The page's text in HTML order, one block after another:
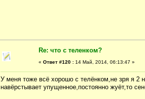
Re: что с теленком?
« Ответ #120 : 14 Май, 2014, 06:13:47 »
У меня тоже всё хорошо с телёнком,не зря я 2
навёрстывает упущенное,постоянно жуёт,то